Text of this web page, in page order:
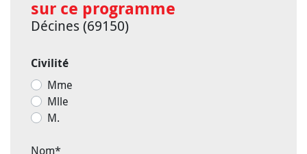
sur ce programme
Décines (69150)
Civilité
Mme
Mlle
M.
Nom*